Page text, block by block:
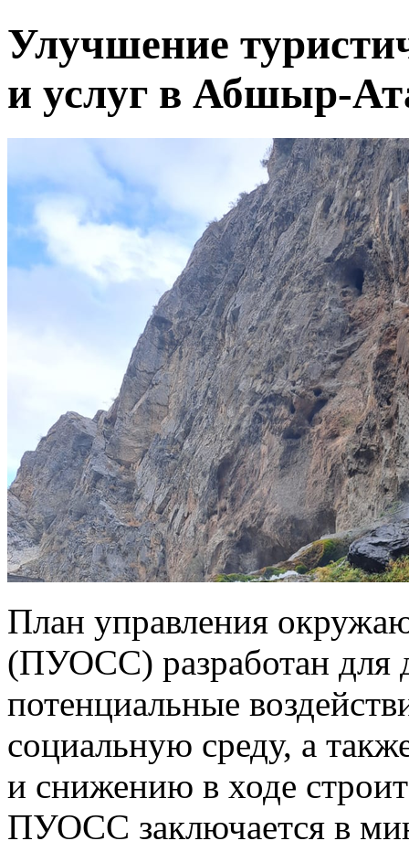
Улучшение
и услуг в Абшыр-
План управления
(ПУОСС) разработан для
потенциальные
социальную среду, а
и снижению в ходе
ПУОСС заключается в